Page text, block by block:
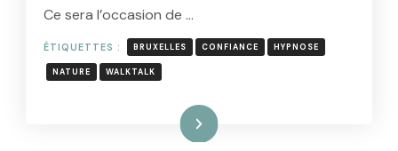
Ce sera l’occasion de …
ÉTIQUETTES : BRUXELLES CONFIANCE HYPNOSE
NATURE WALKTALK
Lire la suite